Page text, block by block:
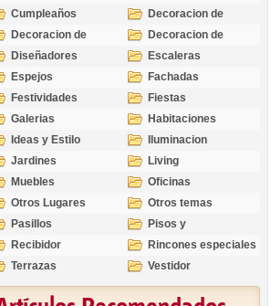
Cumpleaños
Decoracion de
Exteriores
Decoracion de
Interiores
Decoracion de
Ocasiones
Diseñadores
Escaleras
Espejos
Fachadas
Festividades
Fiestas
Galerias
Habitaciones
Ideas y Estilo
Iluminacion
Jardines
Living
Muebles
Oficinas
Otros Lugares
Otros temas
Pasillos
Pisos y
revestimientos
Recibidor
Rincones especiales
Terrazas
Vestidor